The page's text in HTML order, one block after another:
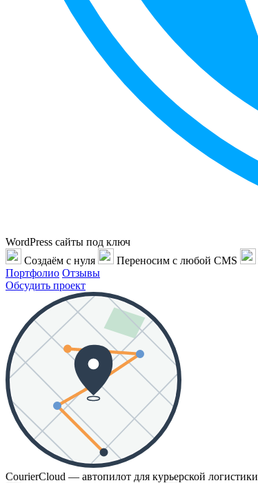
WordPress сайты под ключ
Создаём с нуля
Переносим с любой CMS
Портфолио Отзывы
Обсудить проект
CourierCloud — автопилот для курьерской логистики